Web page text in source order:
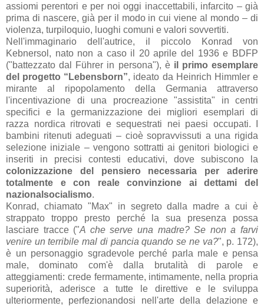
assiomi perentori e per noi oggi inaccettabili, infarcito – già
prima di nascere, già per il modo in cui viene al mondo – di
violenza, turpiloquio, luoghi comuni e valori sovvertiti.
Nell'immaginario dell'autrice, il piccolo Konrad von
Kebnersol, nato non a caso il 20 aprile del 1936 e BDFP
("battezzato dal Führer in persona"), è il primo esemplare
del progetto “Lebensborn”, ideato da Heinrich Himmler e
mirante al ripopolamento della Germania attraverso
l'incentivazione di una procreazione "assistita" in centri
specifici e la germanizzazione dei migliori esemplari di
razza nordica ritrovati e sequestrati nei paesi occupati. I
bambini ritenuti adeguati – cioè sopravvissuti a una rigida
selezione iniziale – vengono sottratti ai genitori biologici e
inseriti in precisi contesti educativi, dove subiscono la
colonizzazione del pensiero necessaria per aderire
totalmente e con reale convinzione ai dettami del
nazionalsocialismo.
Konrad, chiamato "Max" in segreto dalla madre a cui è
strappato troppo presto perché la sua presenza possa
lasciare tracce ("A che serve una madre? Se non a farvi
venire un terribile mal di pancia quando se ne va?", p. 172),
è un personaggio sgradevole perché parla male e pensa
male, dominato com'è dalla brutalità di parole e
atteggiamenti: crede fermamente, intimamente, nella propria
superiorità, aderisce a tutte le direttive e le sviluppa
ulteriormente, perfezionandosi nell'arte della delazione e